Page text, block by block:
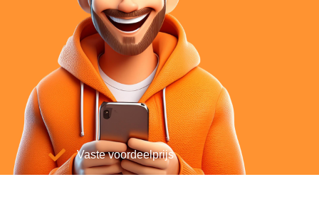
Vaste voordeelprijs